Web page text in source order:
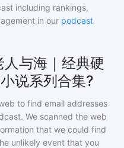
including rankings,
in our podcast
与海｜经典硬
说系列合集?
to find email addresses
We scanned the web
that we could find
unlikely event that you